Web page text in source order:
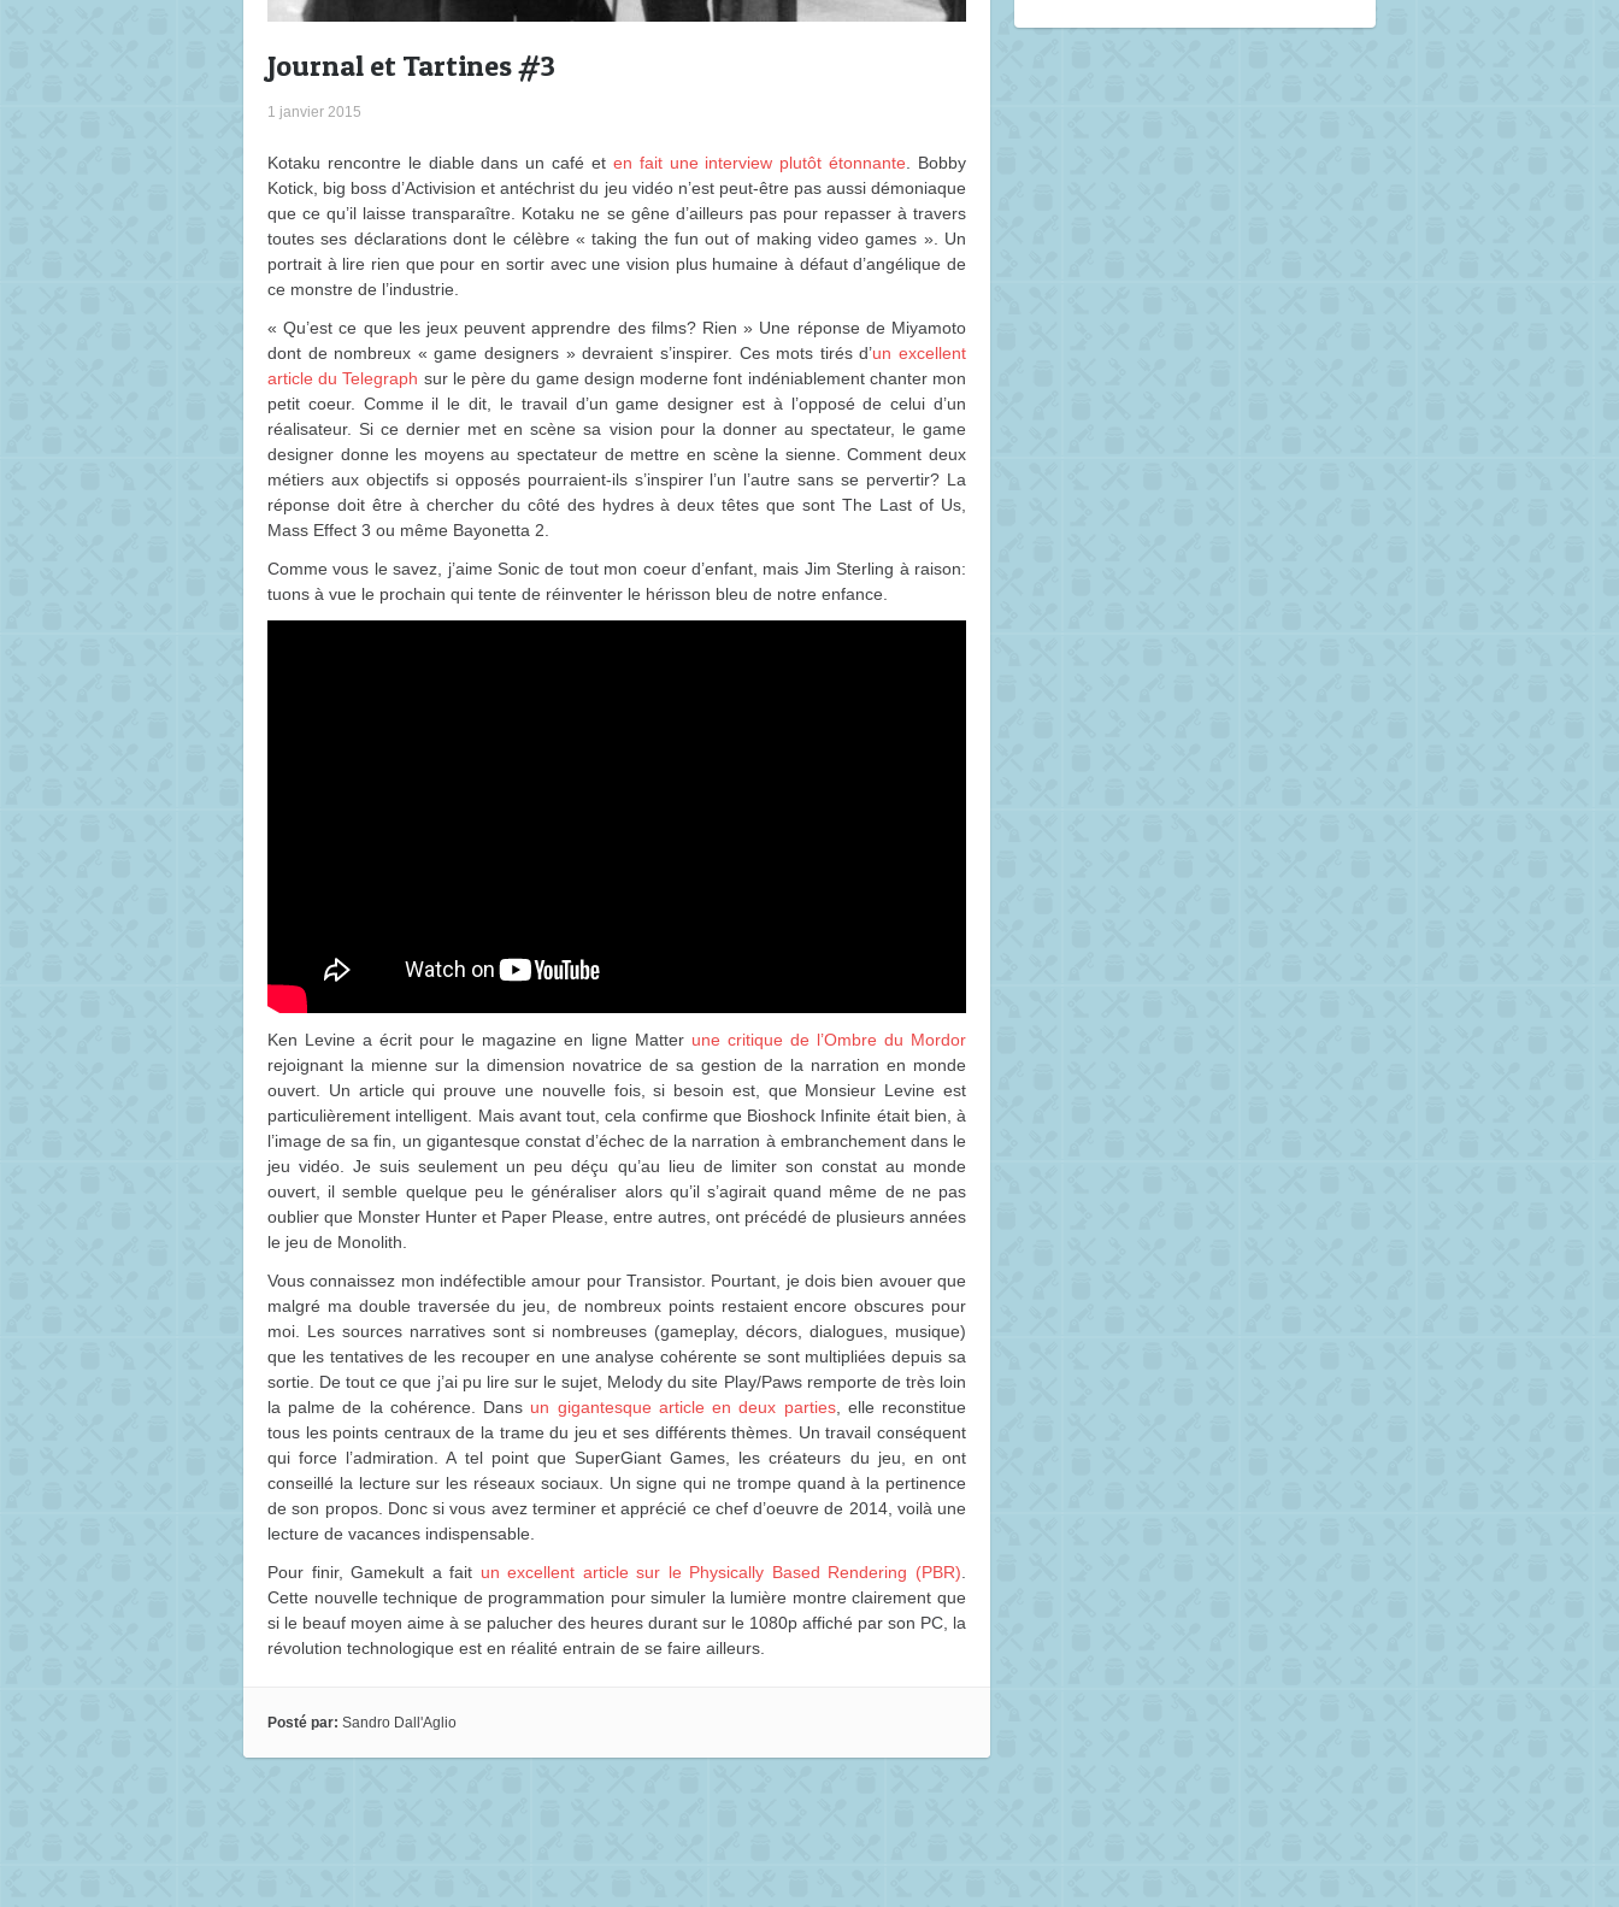
Journal et Tartines #3
1 janvier 2015
Kotaku rencontre le diable dans un café et en fait une interview plutôt étonnante . Bobby
Kotick, big boss d’Activision et antéchrist du jeu vidéo n’est peut-être pas aussi démoniaque
que ce qu’il laisse transparaître. Kotaku ne se gêne d’ailleurs pas pour repasser à travers
toutes ses déclarations dont le célèbre « taking the fun out of making video games ». Un
portrait à lire rien que pour en sortir avec une vision plus humaine à défaut d’angélique de
ce monstre de l’industrie.
« Qu’est ce que les jeux peuvent apprendre des films? Rien » Une réponse de Miyamoto
dont de nombreux « game designers » devraient s’inspirer. Ces mots tirés d’un excellent
article du Telegraph sur le père du game design moderne font indéniablement chanter mon
petit coeur. Comme il le dit, le travail d’un game designer est à l’opposé de celui d’un
réalisateur. Si ce dernier met en scène sa vision pour la donner au spectateur, le game
designer donne les moyens au spectateur de mettre en scène la sienne. Comment deux
métiers aux objectifs si opposés pourraient-ils s’inspirer l’un l’autre sans se pervertir? La
réponse doit être à chercher du côté des hydres à deux têtes que sont The Last of Us,
Mass Effect 3 ou même Bayonetta 2.
Comme vous le savez, j’aime Sonic de tout mon coeur d’enfant, mais Jim Sterling à raison:
tuons à vue le prochain qui tente de réinventer le hérisson bleu de notre enfance.
Ken Levine a écrit pour le magazine en ligne Matter une critique de l’Ombre du Mordor
rejoignant la mienne sur la dimension novatrice de sa gestion de la narration en monde
ouvert. Un article qui prouve une nouvelle fois, si besoin est, que Monsieur Levine est
particulièrement intelligent. Mais avant tout, cela confirme que Bioshock Infinite était bien, à
l’image de sa fin, un gigantesque constat d’échec de la narration à embranchement dans le
jeu vidéo. Je suis seulement un peu déçu qu’au lieu de limiter son constat au monde
ouvert, il semble quelque peu le généraliser alors qu’il s’agirait quand même de ne pas
oublier que Monster Hunter et Paper Please, entre autres, ont précédé de plusieurs années
le jeu de Monolith.
Vous connaissez mon indéfectible amour pour Transistor. Pourtant, je dois bien avouer que
malgré ma double traversée du jeu, de nombreux points restaient encore obscures pour
moi. Les sources narratives sont si nombreuses (gameplay, décors, dialogues, musique)
que les tentatives de les recouper en une analyse cohérente se sont multipliées depuis sa
sortie. De tout ce que j’ai pu lire sur le sujet, Melody du site Play/Paws remporte de très loin
la palme de la cohérence. Dans un gigantesque article en deux parties, elle reconstitue
tous les points centraux de la trame du jeu et ses différents thèmes. Un travail conséquent
qui force l’admiration. A tel point que SuperGiant Games, les créateurs du jeu, en ont
conseillé la lecture sur les réseaux sociaux. Un signe qui ne trompe quand à la pertinence
de son propos. Donc si vous avez terminer et apprécié ce chef d’oeuvre de 2014, voilà une
lecture de vacances indispensable.
Pour finir, Gamekult a fait un excellent article sur le Physically Based Rendering (PBR)
Cette nouvelle technique de programmation pour simuler la lumière montre clairement que
si le beauf moyen aime à se palucher des heures durant sur le 1080p affiché par son PC, la
révolution technologique est en réalité entrain de se faire ailleurs.
Posté par: Sandro Dall'Aglio